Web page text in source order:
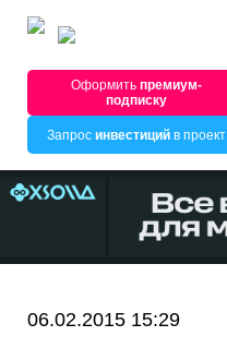
Оформитьпремиум-
подписку
Запрос инвестицийв проект
06.02.2015 15:29